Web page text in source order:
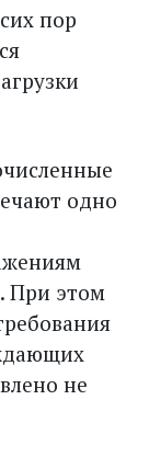
пор
одно
При этом
не